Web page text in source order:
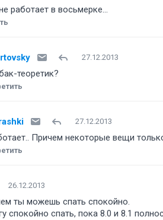
работает в восьмерке...
27.12.2013
теоретик
27.12.2013
Причем некоторые вещи
26.12.2013
ты можешь спать спокойно.
спокойно спать, пока 8.0 и 8.1